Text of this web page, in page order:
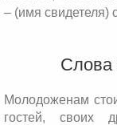
– (имя
Слова
Молодоженам
гостей, своих